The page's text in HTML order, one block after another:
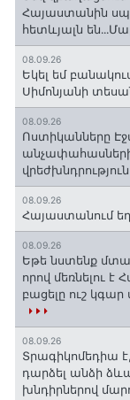
Հայաստանին
հետևյալն
08.09.26
Եկել եմ
Սիմոնյանի
08.09.26
Ոստիկանները
վրեժխնդրություն
08.09.26
Հայաստանում
08.09.26
Եթե նստենք
որով մեռնելու
բացելը ուշ կգար
08.09.26
Տրագիկոմեդիա
դարձել անձի
խնդիրներով